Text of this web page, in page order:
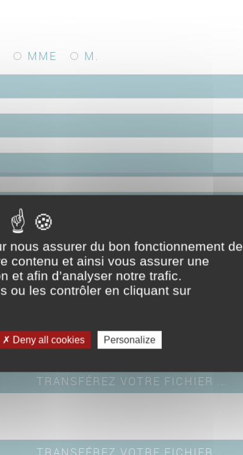
MME M.
CDD CDI
1 MOIS 2 MOIS
29 35 44 50
nous assurer du bon fonctionnement de
contenu et ainsi vous assurer une
et afin d’analyser notre trafic.
ou les contrôler en cliquant sur
Deny all cookies Personalize